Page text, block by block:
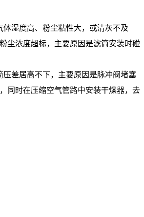
湿度高、粉尘粘性大，或清灰不及
尘浓度超标，主要原因是滤筒安装时碰
差居高不下，主要原因是脉冲阀堵塞
同时在压缩空气管路中安装干燥器，去